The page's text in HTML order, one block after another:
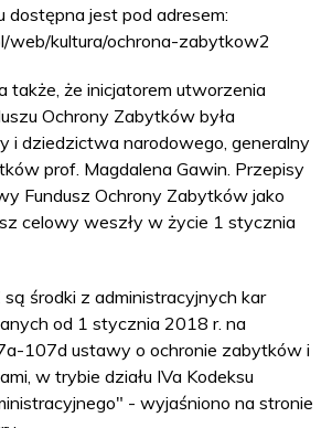
dostępna jest pod adresem:
web/kultura/ochrona-zabytkow2
także, że inicjatorem utworzenia
Ochrony Zabytków była
i dziedzictwa narodowego, generalny
prof. Magdalena Gawin. Przepisy
Fundusz Ochrony Zabytków jako
celowy weszły w życie 1 stycznia
środki z administracyjnych kar
od 1 stycznia 2018 r. na
107d ustawy o ochronie zabytków i
w trybie działu IVa Kodeksu
- wyjaśniono na stronie